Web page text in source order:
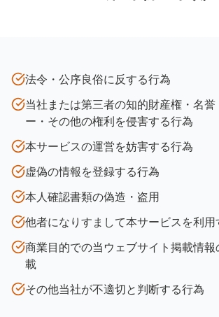
法令・公序良俗に反する行為
当社または第三者の知的財産権・名
ー・その他の権利を侵害する行為
本サービスの運営を妨害する行為
虚偽の情報を登録する行為
本人確認書類の偽造・盗用
他者になりすまして本サービスを利用
商業目的での当ウェブサイト掲載情
載
その他当社が不適切と判断する行為